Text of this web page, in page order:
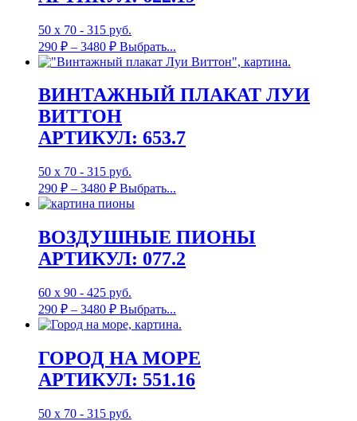
50 х 70 - 315 руб.
290 ₽ – 3480 ₽ Выбрать...
ВИНТАЖНЫЙ ПЛАКАТ ЛУИ
ВИТТОН
АРТИКУЛ: 653.7
50 х 70 - 315 руб.
290 ₽ – 3480 ₽ Выбрать...
ВОЗДУШНЫЕ ПИОНЫ
АРТИКУЛ: 077.2
60 х 90 - 425 руб.
290 ₽ – 3480 ₽ Выбрать...
ГОРОД НА МОРЕ
АРТИКУЛ: 551.16
50 х 70 - 315 руб.